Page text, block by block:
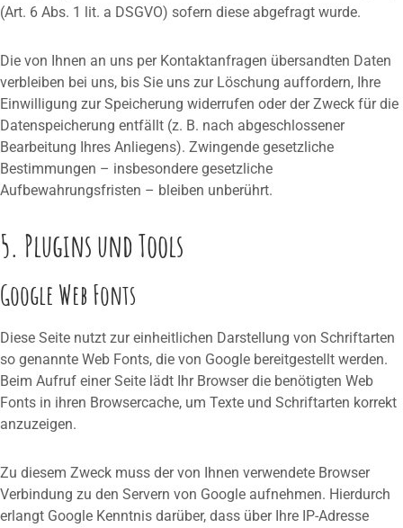
(Art. 6 Abs. 1 lit. a DSGVO) sofern diese abgefragt wurde.
Die von Ihnen an uns per Kontaktanfragen übersandten Daten
verbleiben bei uns, bis Sie uns zur Löschung auffordern, Ihre
Einwilligung zur Speicherung widerrufen oder der Zweck für die
Datenspeicherung entfällt (z. B. nach abgeschlossener
Bearbeitung Ihres Anliegens). Zwingende gesetzliche
Bestimmungen – insbesondere gesetzliche
Aufbewahrungsfristen – bleiben unberührt.
5. Plugins und Tools
Google Web Fonts
Diese Seite nutzt zur einheitlichen Darstellung von Schriftarten
so genannte Web Fonts, die von Google bereitgestellt werden.
Beim Aufruf einer Seite lädt Ihr Browser die benötigten Web
Fonts in ihren Browsercache, um Texte und Schriftarten korrekt
anzuzeigen.
Zu diesem Zweck muss der von Ihnen verwendete Browser
Verbindung zu den Servern von Google aufnehmen. Hierdurch
erlangt Google Kenntnis darüber, dass über Ihre IP-Adresse